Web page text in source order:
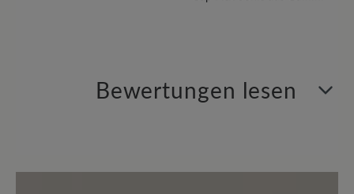
Bewertungen lesen